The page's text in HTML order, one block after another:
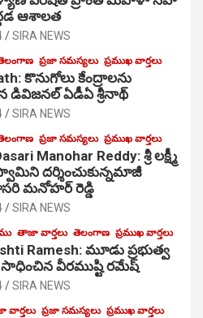
ఆశాలత
SIRA NEWS
ప్రజా సమస్యలు ప్రముఖ వార్తలు
కొనుగోలు కేంద్రాల‌ను
డివిజనల్ ఏడీఏ శ్రీనాథ్
SIRA NEWS
ప్రజా సమస్యలు ప్రముఖ వార్తలు
Manohar Reddy: శ్రీ లక్ష్మీ
దర్శించుకున్నమాజీ
మనోహర్ రెడ్డి
SIRA NEWS
తాజా వార్తలు తెలంగాణ ప్రముఖ వార్తలు
Ramesh: మూడు ప్రభుత్వ
వీరముష్టి రమేష్
SIRA NEWS
వార్తలు ప్రజా సమస్యలు ప్రముఖ వార్తలు